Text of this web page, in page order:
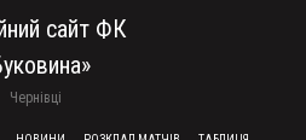
сайт ФК
Чернівці